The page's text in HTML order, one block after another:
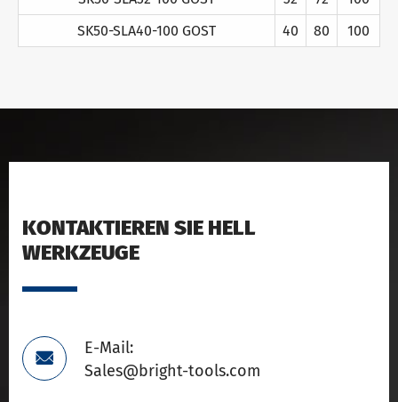
SK50-SLA40-100 GOST
40 80 100
KONTAKTIEREN SIE HELL
WERKZEUGE

E-Mail:
Sales@bright-tools.com